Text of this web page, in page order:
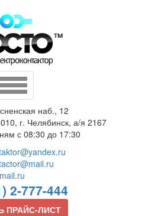
Toggle
navigation
наб., 12
г. Челябинск, а/я 2167
с 08:30 до 17:30
2-777-444
ПРАЙС-ЛИСТ